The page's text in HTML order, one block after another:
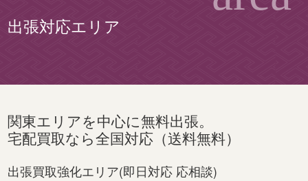
出張対応エリア
関東エリアを中心に無料出張。
宅配買取なら全国対応（送料無料）
出張買取強化エリア(即日対応 応相談)